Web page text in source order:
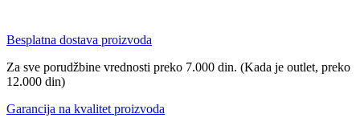
Besplatna dostava proizvoda
Za sve porudžbine vrednosti preko 7.000 din. (Kada je outlet, preko
12.000 din)
Garancija na kvalitet proizvoda